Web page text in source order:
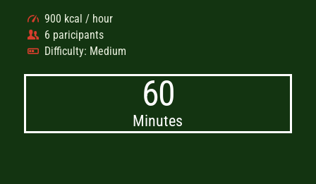
900 kcal / hour
6 paricipants
Difficulty: Medium
60
Minutes